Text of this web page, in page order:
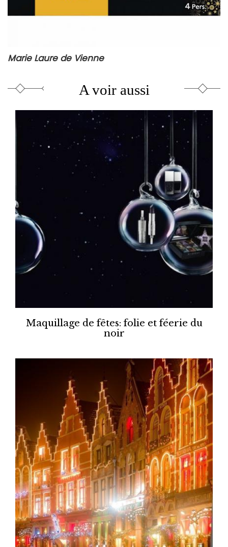
Marie Laure de Vienne
A voir aussi
Maquillage de fêtes: folie et féerie du
noir